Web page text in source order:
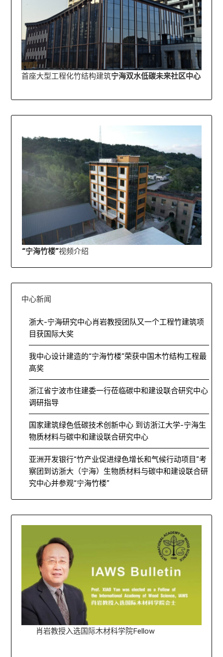
首座大型工程化竹结构建筑宁海双水低碳未来社区中心
“宁海竹楼”视频介绍
中心新闻
浙大-宁海研究中心肖岩教授团队又一个工程竹建筑项
目获国际大奖
我中心设计建造的“宁海竹楼”荣获中国木竹结构工程最
高奖
浙江省宁波市住建委一行莅临碳中和建设联合研究中心
调研指导
国家建筑绿色低碳技术创新中心 到访浙江大学-宁海生
物质材料与碳中和建设联合研究中心
亚洲开发银行“竹产业促进绿色增长和气候行动项目”考
察团到访浙大（宁海）生物质材料与碳中和建设联合研
究中心并参观“宁海竹楼”
肖岩教授入选国际木材科学院Fellow